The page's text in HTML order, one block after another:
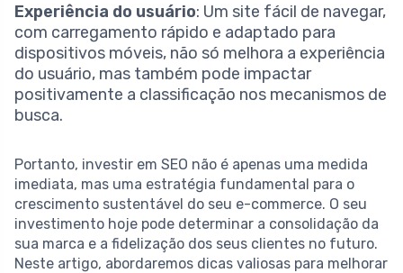
Experiência do usuário: Um site fácil de navegar,
com carregamento rápido e adaptado para
dispositivos móveis, não só melhora a experiência
do usuário, mas também pode impactar
positivamente a classificação nos mecanismos de
busca.
Portanto, investir em SEO não é apenas uma medida
imediata, mas uma estratégia fundamental para o
crescimento sustentável do seu e-commerce. O seu
investimento hoje pode determinar a consolidação da
sua marca e a fidelização dos seus clientes no futuro.
Neste artigo, abordaremos dicas valiosas para melhorar